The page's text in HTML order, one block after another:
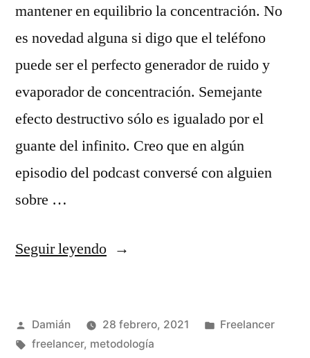
mantener en equilibrio la concentración. No
es novedad alguna si digo que el teléfono
puede ser el perfecto generador de ruido y
evaporador de concentración. Semejante
efecto destructivo sólo es igualado por el
guante del infinito. Creo que en algún
episodio del podcast conversé con alguien
sobre …
Seguir leyendo«Cambio
Modo
Publicado
por
Damián 28 febrero, 2021
Publicado
Freelancer
Etiquetas:
freelancer, metodología